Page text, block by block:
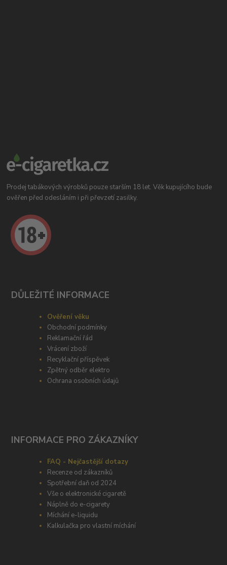
Prodej tabákových výrobků pouze starším 18 let. Věk kupujícího bude
ověřen před odesláním i při převzetí zasilky.
DŮLEŽITÉ INFORMACE
Ověření věku
Obchodní podmínky
Reklamační řád
Vrácení zboží
Recyklační příspěvek
Zpětný odběr elektro
Ochrana osobních údajů
INFORMACE PRO ZÁKAZNÍKY
FAQ - Nejčastější dotazy
Recenze od zákazníků
Spotřební daň od 2024
Vše o elektronické cigaretě
Náplně do e-cigarety
Míchání e-liquidu
Kalkulačka pro vlastní míchání